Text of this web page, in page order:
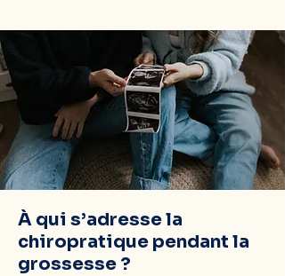
À qui s’adresse la
chiropratique pendant la
grossesse ?